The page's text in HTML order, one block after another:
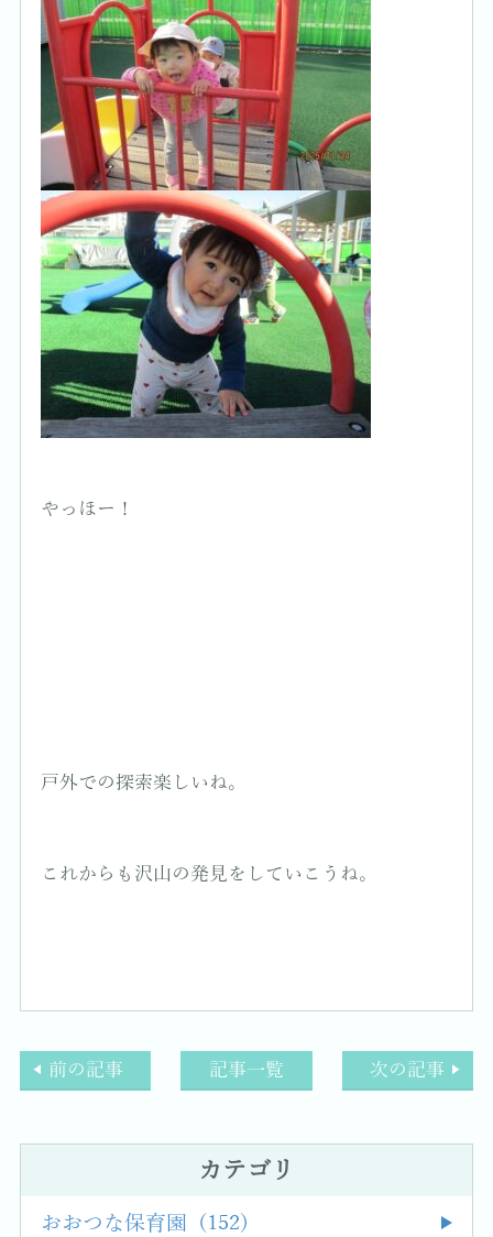
やっほー！
戸外での探索楽しいね。
これからも沢山の発見をしていこうね。
前の記事 記事一覧 次の記事
カテゴリ
おおつな保育園 (152)